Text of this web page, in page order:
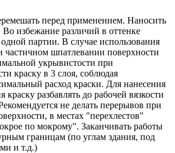
перед применением. Наносить
избежание различий в оттенке
одной партии. В случае использования
частичном шпатлевании поверхности
укрывистости при
краску в 3 слоя, соблюдая
расход краски. Для нанесения
разбавлять до рабочей вязкости
не делать перерывов при
в местах "перехлестов"
по мокрому". Заканчивать работы
границам (по углам здания, под
и т.д.)